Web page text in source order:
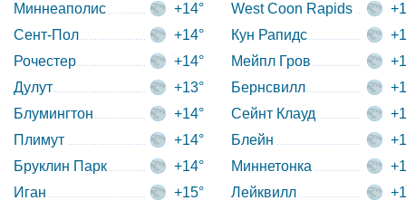
Миннеаполис
+14°
Сент-Пол
+14°
Рочестер
+14°
Дулут
+13°
Блумингтон
+14°
Плимут
+14°
Бруклин Парк
+14°
Иган
+15°
West Coon Rapids
Кун Рапидс
Мейпл Гров
Бернсвилл
Сейнт Клауд
Блейн
Миннетонка
Лейквилл